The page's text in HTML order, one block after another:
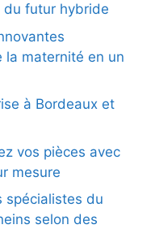
du futur hybride
la maternité en un
à Bordeaux et
vos pièces avec
mesure
spécialistes du
selon des